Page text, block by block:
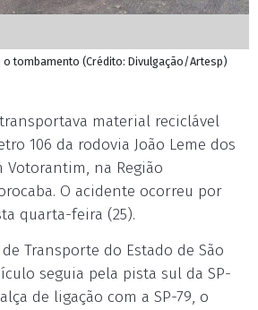
o tombamento (Crédito: Divulgação/Artesp)
material reciclável
106 da rodovia João Leme dos
Votorantim, na Região
O acidente ocorreu por
quarta-feira (25).
Transporte do Estado de São
seguia pela pista sul da SP-
de ligação com a SP-79, o